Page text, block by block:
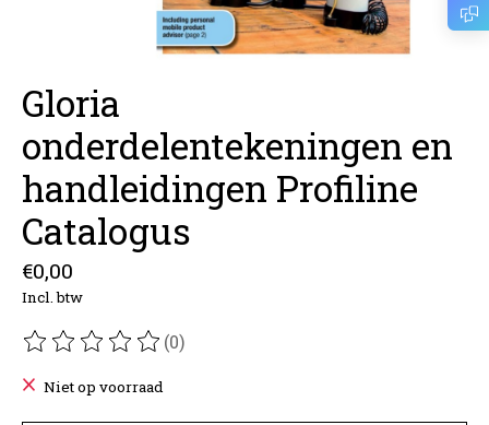
Gloria
onderdelentekeningen en
handleidingen Profiline
Catalogus
€0,00
Incl. btw
De beoordeling van dit product is
(0)
Niet op voorraad